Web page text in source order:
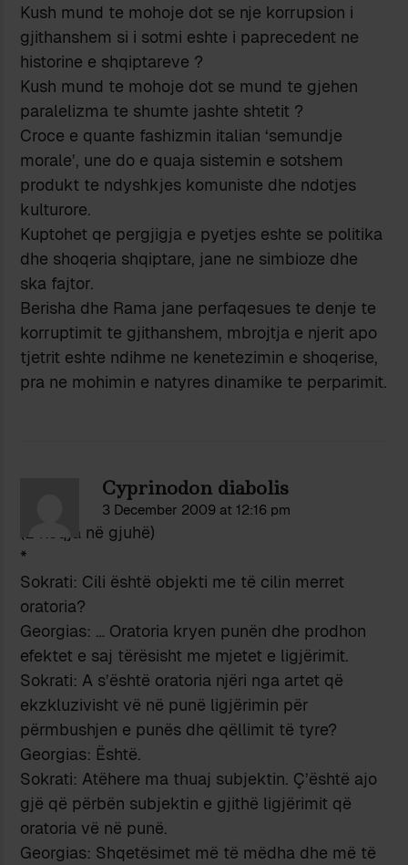
Kush mund te mohoje dot se nje korrupsion i
gjithanshem si i sotmi eshte i paprecedent ne
historine e shqiptareve ?
Kush mund te mohoje dot se mund te gjehen
paralelizma te shumte jashte shtetit ?
Croce e quante fashizmin italian ‘semundje
morale’, une do e quaja sistemin e sotshem
produkt te ndyshkjes komuniste dhe ndotjes
kulturore.
Kuptohet qe pergjigja e pyetjes eshte se politika
dhe shoqeria shqiptare, jane ne simbioze dhe
ska fajtor.
Berisha dhe Rama jane perfaqesues te denje te
korruptimit te gjithanshem, mbrojtja e njerit apo
tjetrit eshte ndihme ne kenetezimin e shoqerise,
pra ne mohimin e natyres dinamike te perparimit.
Cyprinodon diabolis
3 December 2009 at 12:16 pm
(E keqja në gjuhë)
*
Sokrati: Cili është objekti me të cilin merret
oratoria?
Georgias: … Oratoria kryen punën dhe prodhon
efektet e saj tërësisht me mjetet e ligjërimit.
Sokrati: A s’është oratoria njëri nga artet që
ekzkluzivisht vë në punë ligjërimin për
përmbushjen e punës dhe qëllimit të tyre?
Georgias: Është.
Sokrati: Atëhere ma thuaj subjektin. Ç’është ajo
gjë që përbën subjektin e gjithë ligjërimit që
oratoria vë në punë.
Georgias: Shqetësimet më të mëdha dhe më të